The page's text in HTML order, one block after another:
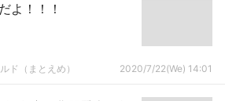
よ！！！
ド（まとえめ） 2020/7/22(We) 14:01